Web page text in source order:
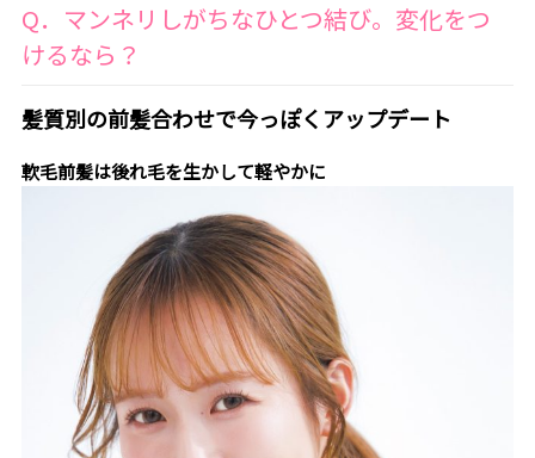
Q．マンネリしがちなひとつ結び。変化をつ
けるなら？
髪質別の前髪合わせで今っぽくアップデート
軟毛前髪は後れ毛を生かして軽やかに